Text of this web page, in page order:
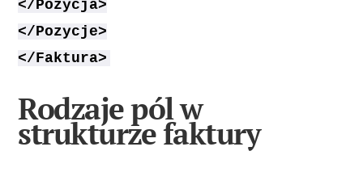
</Pozycja>
</Pozycje>
</Faktura>
Rodzaje pól w
strukturze faktury